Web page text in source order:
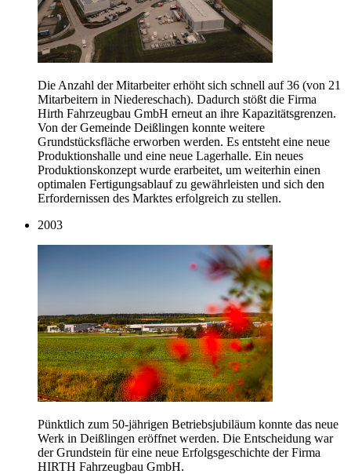
Die Anzahl der Mitarbeiter erhöht sich schnell auf 36 (von 21
Mitarbeitern in Niedereschach). Dadurch stößt die Firma
Hirth Fahrzeugbau GmbH erneut an ihre Kapazitätsgrenzen.
Von der Gemeinde Deißlingen konnte weitere
Grundstücksfläche erworben werden. Es entsteht eine neue
Produktionshalle und eine neue Lagerhalle. Ein neues
Produktionskonzept wurde erarbeitet, um weiterhin einen
optimalen Fertigungsablauf zu gewährleisten und sich den
Erfordernissen des Marktes erfolgreich zu stellen.
2003
Pünktlich zum 50-jährigen Betriebsjubiläum konnte das neue
Werk in Deißlingen eröffnet werden. Die Entscheidung war
der Grundstein für eine neue Erfolgsgeschichte der Firma
HIRTH Fahrzeugbau GmbH.